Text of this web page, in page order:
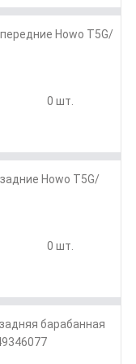
Howo T5G/
0 шт.
Howo T5G/
0 шт.
барабанная